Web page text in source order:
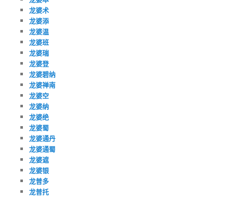
龙婆术
龙婆添
龙婆温
龙婆班
龙婆瑞
龙婆登
龙婆碧纳
龙婆禅南
龙婆空
龙婆纳
龙婆绝
龙婆蜀
龙婆通丹
龙婆通蜀
龙婆遮
龙婆银
龙普多
龙普托